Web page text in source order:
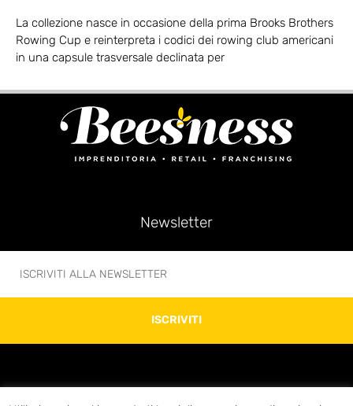
La collezione nasce in occasione della prima Brooks Brothers
Rowing Cup e reinterpreta i codici dei rowing club americani
in una capsule trasversale declinata per
Newsletter
ISCRIVITI